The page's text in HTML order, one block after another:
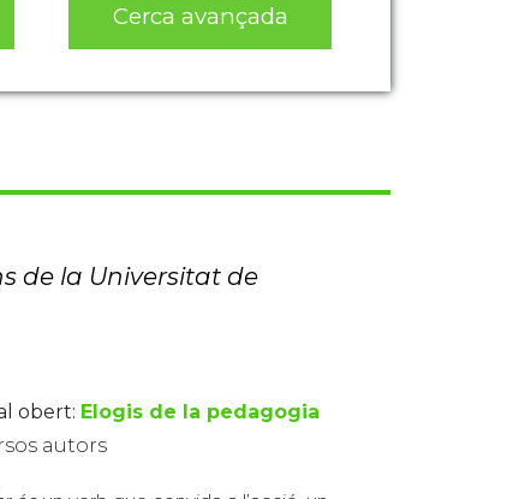
Cerca avançada
de la Universitat de
obert: Elogis de la pedagogia
autors